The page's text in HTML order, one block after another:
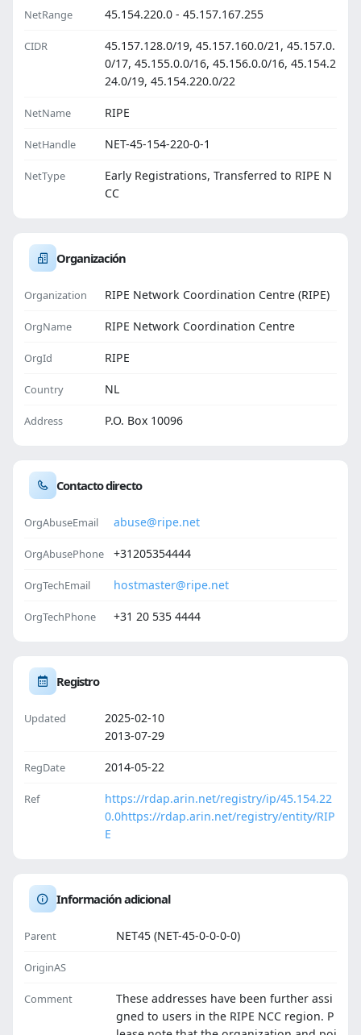
NetRange 45.154.220.0 - 45.157.167.255
CIDR
45.157.128.0/19, 45.157.160.0/21, 45.157.0.
0/17, 45.155.0.0/16, 45.156.0.0/16, 45.154.2
24.0/19, 45.154.220.0/22
NetName RIPE
NetHandle NET-45-154-220-0-1
NetType
Early Registrations, Transferred to RIPE N
CC
Organización
Organization RIPE Network Coordination Centre (RIPE)
OrgName RIPE Network Coordination Centre
OrgId RIPE
Country NL
Address P.O. Box 10096
Contacto directo
OrgAbuseEmail abuse@ripe.net
OrgAbusePhone +31205354444
OrgTechEmail hostmaster@ripe.net
OrgTechPhone +31 20 535 4444
Registro
Updated
2025-02-10
2013-07-29
RegDate 2014-05-22
Ref
https://rdap.arin.net/registry/ip/45.154.22
0.0https://rdap.arin.net/registry/entity/RIP
E
Información adicional
Parent NET45 (NET-45-0-0-0-0)
OriginAS
Comment
These addresses have been further assi
gned to users in the RIPE NCC region. P